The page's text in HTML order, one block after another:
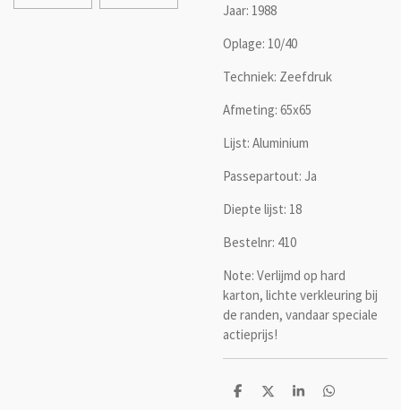
Jaar: 1988
Oplage: 10/40
Techniek: Zeefdruk
Afmeting: 65x65
Lijst: Aluminium
Passepartout: Ja
Diepte lijst: 18
Bestelnr: 410
Note: Verlijmd op hard
karton, lichte verkleuring bij
de randen, vandaar speciale
actieprijs!
D
D
S
D